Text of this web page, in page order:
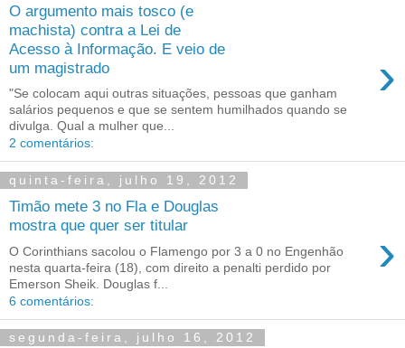
O argumento mais tosco (e
machista) contra a Lei de
Acesso à Informação. E veio de
um magistrado
›
"Se colocam aqui outras situações, pessoas que ganham
salários pequenos e que se sentem humilhados quando se
divulga. Qual a mulher que...
2 comentários:
quinta-feira, julho 19, 2012
Timão mete 3 no Fla e Douglas
mostra que quer ser titular
›
O Corinthians sacolou o Flamengo por 3 a 0 no Engenhão
nesta quarta-feira (18), com direito a penalti perdido por
Emerson Sheik. Douglas f...
6 comentários:
segunda-feira, julho 16, 2012